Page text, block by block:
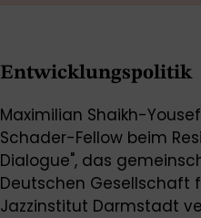
Entwicklungspolitik
Maximilian Shaikh-
Schader-Fellow beim
Dialogue", das
Deutschen Gesellschaft
Jazzinstitut Darmstadt